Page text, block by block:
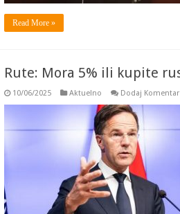
Read More »
Rute: Mora 5% ili kupite
10/06/2025 Aktuelno Dodaj Komentar